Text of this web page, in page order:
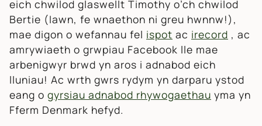
eich chwilod glaswellt Timothy o’ch chwilod
Bertie (Iawn, fe wnaethon ni greu hwnnw!),
mae digon o wefannau fel ispot ac irecord , ac
amrywiaeth o grwpiau Facebook lle mae
arbenigwyr brwd yn aros i adnabod eich
lluniau! Ac wrth gwrs rydym yn darparu ystod
eang o gyrsiau adnabod rhywogaethau yma yn
Fferm Denmark hefyd.